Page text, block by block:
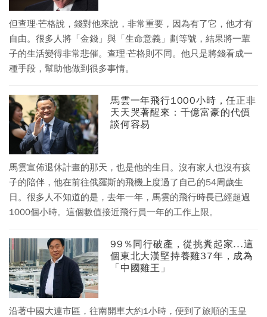
但查理·芒格說，錢對他來說，非常重要，因為有了它，他才有
自由。很多人將「金錢」與「生命意義」劃等號，結果將一輩
子的生活變得非常悲催。查理·芒格則不同。他只是將錢看成一
種手段，幫助他做到很多事情。
馬雲一年飛行1000小時，任正非
天天哭著醒來：千億富豪的代價
談何容易
馬雲宣佈退休計畫的那天，也是他的生日。沒有家人也沒有孩
子的陪伴，他在前往俄羅斯的飛機上度過了自己的54周歲生
日。很多人不知道的是，去年一年，馬雲的飛行時長已經超過
1000個小時。這個數值接近飛行員一年的工作上限。
99％同行破產，從挑糞起家...這
個東北大漢堅持養雞37年，成為
「中國雞王」
沿著中國大連市區，往南開車大約1小時，便到了旅順的玉皇